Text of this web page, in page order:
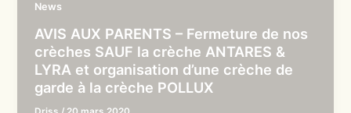
News
AVIS AUX PARENTS – Fermeture de nos
crèches SAUF la crèche ANTARES &
LYRA et organisation d’une crèche de
garde à la crèche POLLUX